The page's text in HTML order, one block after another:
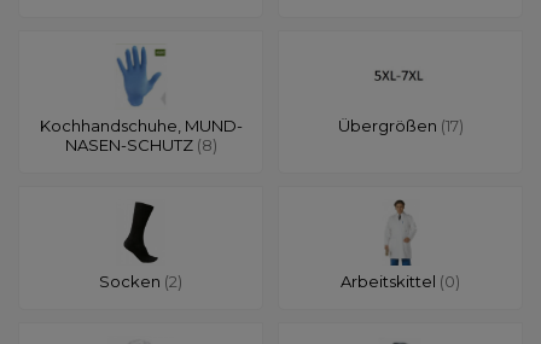
Kochhandschuhe, MUND-
NASEN-SCHUTZ (8)
Übergrößen (17)
Socken (2) Arbeitskittel (0)